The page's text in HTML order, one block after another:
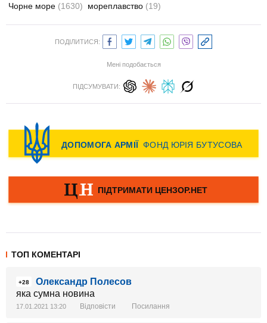
Чорне море (1630) мореплавство (19)
ПОДІЛИТИСЯ:
Мені подобається
ПІДСУМУВАТИ:
ТОП КОМЕНТАРІ
+28
Олександр Полесов
яка сумна новина
17.01.2021 13:20 Відповісти Посилання